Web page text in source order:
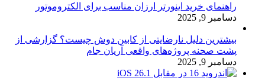
راهنمای خرید اینورتر ارزان مناسب برای الکتروموتور
دسامبر 9, 2025
بیشترین دلیل نارضایتی از کابین دوش چیست؟ گزارشی از
پشت صحنه پروژه‌های واقعی آریان جام
دسامبر 9, 2025